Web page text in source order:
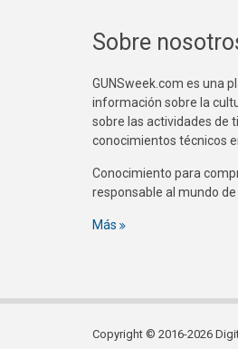
Sobre
GUNSweek.com es una
información sobre la
sobre las actividades de
conocimientos técnicos
Conocimiento para
responsable al mundo
Más
Copyright © 2016-2026